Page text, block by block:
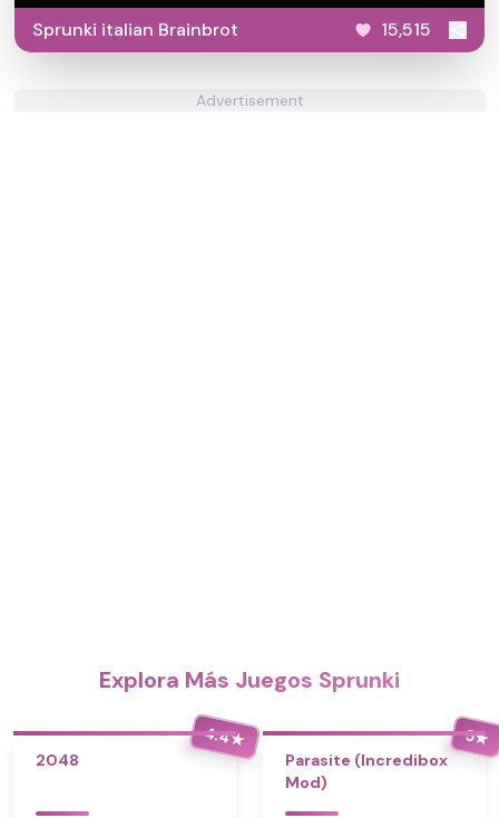
Sprunki italian Brainbrot 15,515
Advertisement
Explora Más Juegos Sprunki
4.4★
2048
5★
Parasite (Incredibox
Mod)